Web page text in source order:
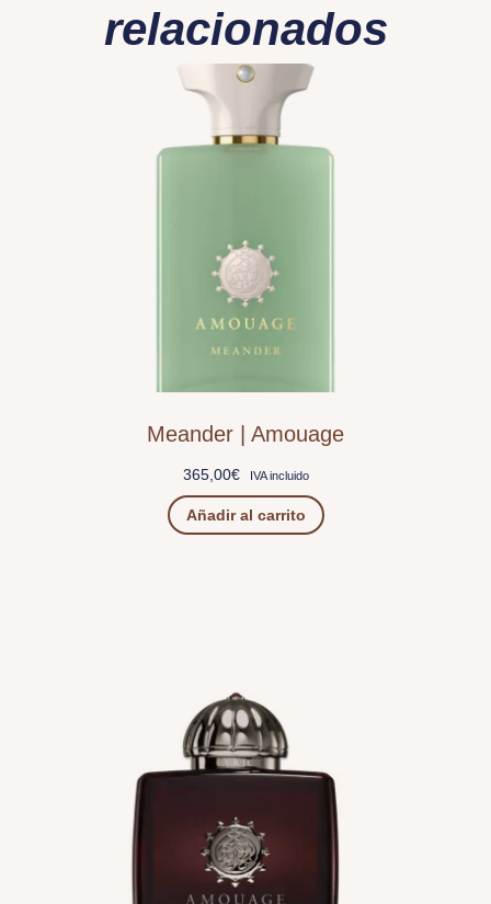
relacionados
Meander | Amouage
365,00€ IVA incluido
Añadir al carrito